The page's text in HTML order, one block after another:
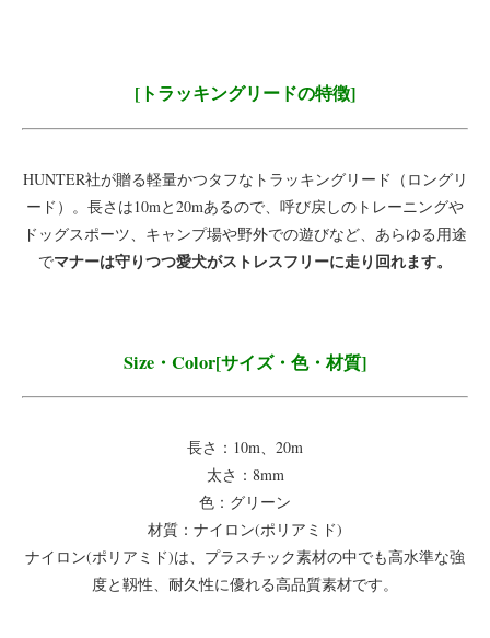
[トラッキングリードの特徴]
HUNTER社が贈る軽量かつタフなトラッキングリード（ロングリ
ード）。長さは10mと20mあるので、呼び戻しのトレーニングや
ドッグスポーツ、キャンプ場や野外での遊びなど、あらゆる用途
でマナーは守りつつ愛犬がストレスフリーに走り回れます。
Size・Color[サイズ・色・材質]
長さ：10m、20m
太さ：8mm
色：グリーン
材質：ナイロン(ポリアミド)
ナイロン(ポリアミド)は、プラスチック素材の中でも高水準な強
度と靱性、耐久性に優れる高品質素材です。